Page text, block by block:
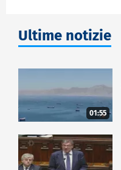
Ultime notizie
01:55